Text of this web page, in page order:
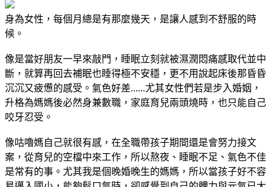
身為女性，每個月總是有那麼幾天，是讓人感到不舒服的時
候。
像是當好朋友一早來敲門，睡眠立刻就被濕潤悶痛感取代並中
斷，就算再回去補眠也睡得極不安穩，更不用說起床後那昏昏
沉沉又疲憊的感受。氣色好差......尤其女性們若是步入婚姻，
升格為媽媽後必然身兼數職，家庭育兒兩頭燒時，也只能自己
咬牙忍受。
像咕嚕媽自己就很有感，在全職帶孩子期間還是會努力接文
案，從育兒的空檔中來工作，所以熬夜、睡眠不足、氣色不佳
是常有的事。尤其我是個晚婚晚生的媽媽，所以當孩子好不容